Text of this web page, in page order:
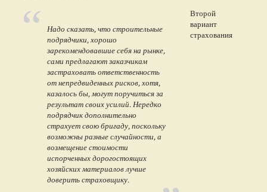
Надо сказать, что строительные
подрядчики, хорошо
зарекомендовавшие себя на рынке,
сами предлагают заказчикам
застраховать ответственность
от непредвиденных рисков, хотя,
казалось бы, могут поручиться за
результат своих усилий. Нередко
подрядчик дополнительно
страхует свою бригаду, поскольку
возможны разные случайности, а
возмещение стоимости
испорченных дорогостоящих
хозяйских материалов лучше
доверить страховщику.
Второй
вариант
страхования